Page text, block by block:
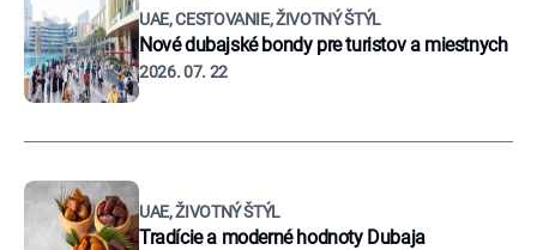
UAE, CESTOVANIE, ŽIVOTNÝ ŠTÝL
Nové dubajské bondy pre turistov a miestnych
2026. 07. 22
UAE, ŽIVOTNÝ ŠTÝL
Tradície a moderné hodnoty Dubaja